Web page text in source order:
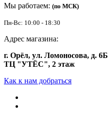
Мы работаем: (по МСК)
Пн-Вс: 10:00 - 18:30
Адрес магазина:
г. Орёл, ул. Ломоносова, д. 6Б
ТЦ "УТЁС", 2 этаж
Как к нам добраться